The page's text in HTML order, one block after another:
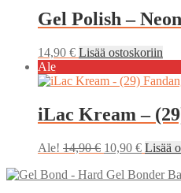
Gel Polish –
14,90 € Lisää ostoskoriin
Ale
iLac Kream –
Ale! 14,90€ Alkuperäinen
oli:
10,90 €
on:
Lisää